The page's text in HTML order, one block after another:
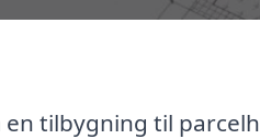
tilbygning til